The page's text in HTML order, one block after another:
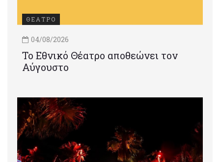
ΘΕΑΤΡΟ
04/08/2026
Το Εθνικό Θέατρο αποθεώνει τον
Αύγουστο